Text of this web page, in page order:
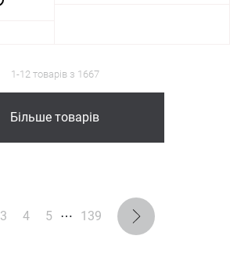
1-12 товарів з 1667
Більше товарів
3 4 5 ⋯ 139